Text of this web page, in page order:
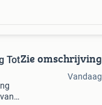
TotZie omschrijving
Vandaag